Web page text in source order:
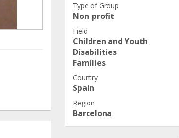
Type of Group
Non-profit
Field
Children and Youth
Disabilities
Families
Country
Spain
Region
Barcelona